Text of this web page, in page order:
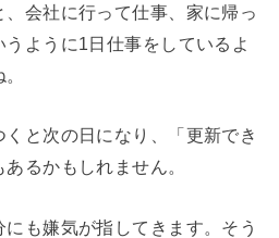
会社に行って仕事、家に帰っ
ように1日仕事をしているよ
と次の日になり、「更新でき
るかもしれません。
も嫌気が指してきます。そう